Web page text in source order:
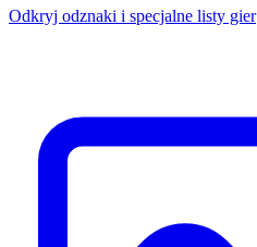
Odkryj odznaki i specjalne listy gier